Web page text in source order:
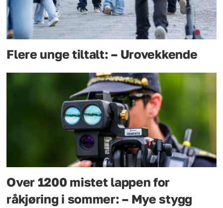
Flere unge tiltalt: – Urovekkende
Over 1200 mistet lappen for
råkjøring i sommer: – Mye stygg